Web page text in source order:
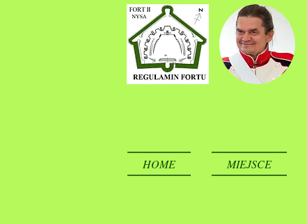
HOME MIEJSCE